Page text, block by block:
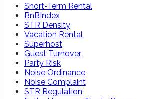
Short-Term Rental
BnBIndex
STR Density
Vacation Rental
Superhost
Guest Turnover
Party Risk
Noise Ordinance
Noise Complaint
STR Regulation